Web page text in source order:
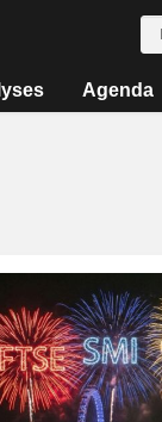
Agenda